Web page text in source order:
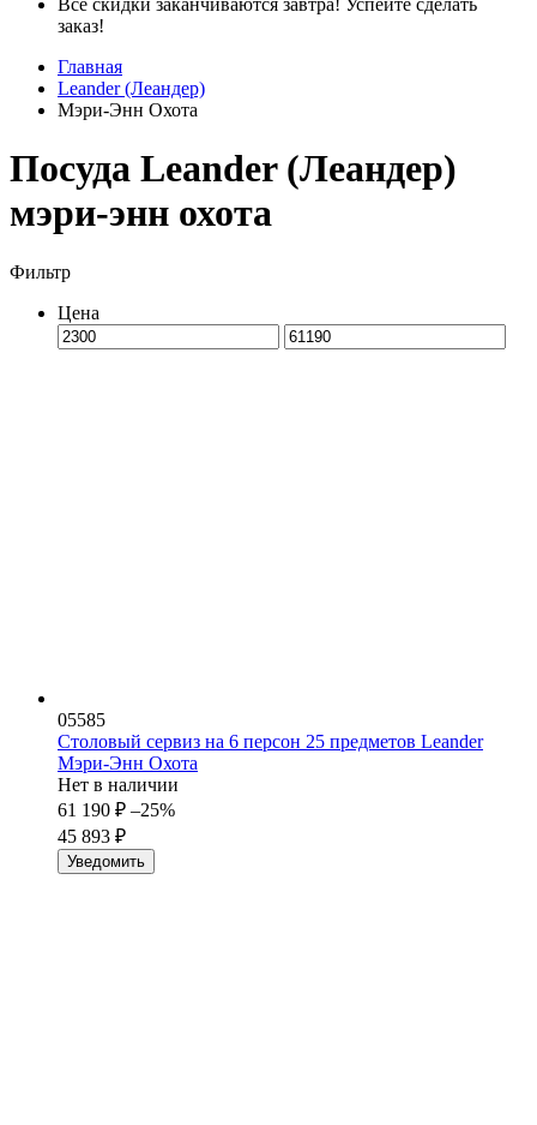
Все скидки заканчиваются завтра! Успейте сделать
заказ!
Главная
Leander (Леандер)
Мэри-Энн Охота
Посуда Leander (Леандер)
мэри-энн охота
Фильтр
Цена
05585
Столовый сервиз на 6 персон 25 предметов Leander
Мэри-Энн Охота
Нет в наличии
61 190 ₽ –25%
45 893 ₽
Уведомить